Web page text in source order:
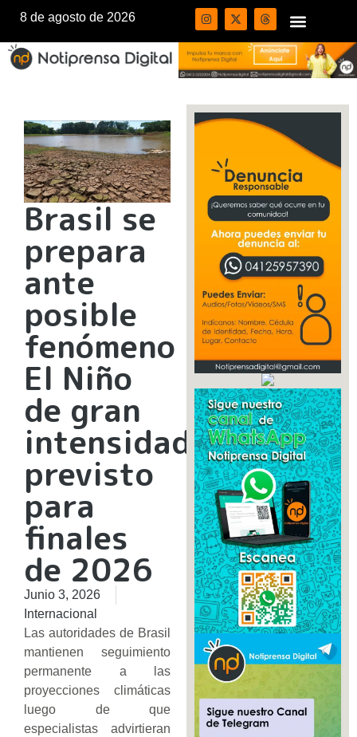
8 de agosto de 2026
Brasil se
prepara
ante
posible
fenómeno
El Niño
de gran
intensidad
previsto
para
finales
de 2026
Junio 3, 2026
Internacional
Las autoridades de Brasil
mantienen seguimiento
permanente a las
proyecciones climáticas
luego de que
especialistas advirtieran